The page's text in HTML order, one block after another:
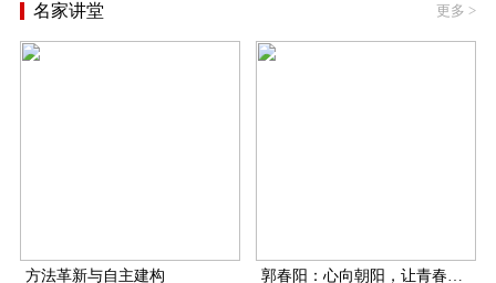
名家讲堂 更多 >
方法革新与自主建构